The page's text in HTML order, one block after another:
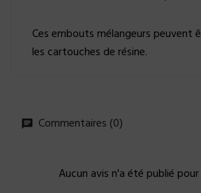
Ces embouts mélangeurs peuvent
les cartouches de résine.
Commentaires (0)
Aucun avis n'a été publié